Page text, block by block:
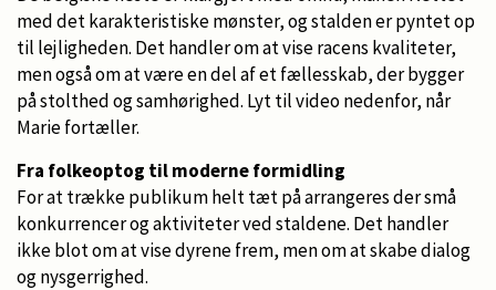
med det karakteristiske mønster, og stalden er pyntet op
til lejligheden. Det handler om at vise racens kvaliteter,
men også om at være en del af et fællesskab, der bygger
på stolthed og samhørighed. Lyt til video nedenfor, når
Marie fortæller.
Fra folkeoptog til moderne formidling
For at trække publikum helt tæt på arrangeres der små
konkurrencer og aktiviteter ved staldene. Det handler
ikke blot om at vise dyrene frem, men om at skabe dialog
og nysgerrighed.